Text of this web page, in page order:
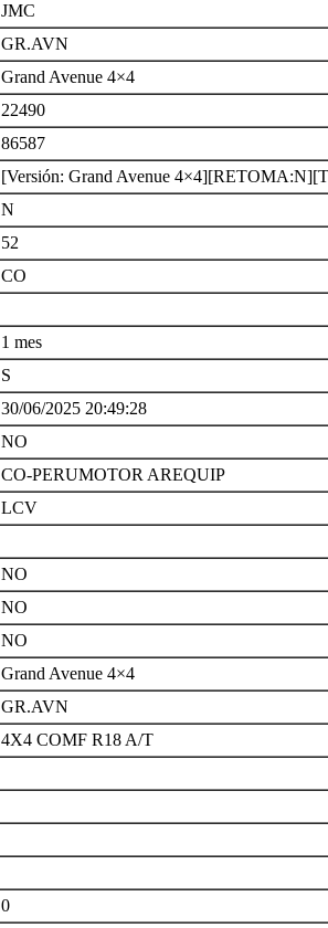
JMC
GR.AVN
Grand Avenue 4×4
22490
86587
[Versión: Grand Avenue
N
52
CO
1 mes
S
30/06/2025 20:49:28
NO
CO-PERUMOTOR AREQUIP
LCV
NO
NO
NO
Grand Avenue 4×4
GR.AVN
4X4 COMF R18 A/T
0